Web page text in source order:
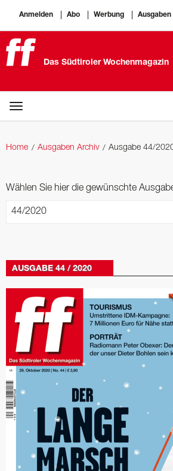
Anmelden Abo Werbung Ausgaben
Das Südtiroler Wochenmagazin
Home Ausgaben Archiv Ausgabe 44/
Wählen Sie hier die gewünschte
AUSGABE 44 / 2020